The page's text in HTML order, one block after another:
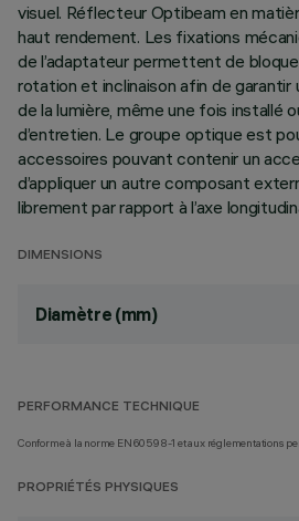
visuel. Réflecteur Optibeam en
haut rendement. Les fixations
de l’adaptateur permettent de
rotation et inclinaison afin de garantir
de la lumière, même une fois installé
d’entretien. Le groupe optique est
accessoires pouvant contenir un
d’appliquer un autre composant
librement par rapport à l’axe
DIMENSIONS
Diamètre (mm)
PERFORMANCE TECHNIQUE
Conforme à la norme EN60598-1 et aux réglementations
PROPRIÉTÉS PHYSIQUES